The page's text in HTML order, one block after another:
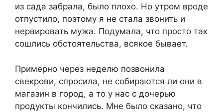
из сада забрала, было плохо. Но утром вроде
отпустило, поэтому я не стала звонить и
нервировать мужа. Подумала, что просто так
сошлись обстоятельства, всякое бывает.
Примерно через неделю позвонила
свекрови, спросила, не собираются ли они в
магазин в город, а то у нас с дочерью
продукты кончились. Мне было сказано, что